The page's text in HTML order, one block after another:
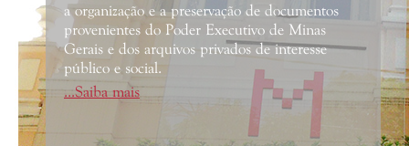
a organização e a preservação de documentos
provenientes do Poder Executivo de Minas
Gerais e dos arquivos privados de interesse
público e social.
...Saiba mais